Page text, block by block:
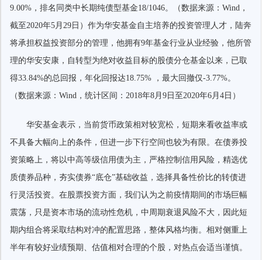
9.00%，排名同类中长期纯债型基金18/1046。（数据来源：Wind，
截至2020年5月29日）作为华安基金自主培养的投资管理人才，陆奔
将承担权益投资部分的管理，他拥有9年基金行业从业经验，他所管
理的华安安康，自转型为绝对收益目标的股债分仓基金以来，已取
得33.84%的总回报，年化回报达18.75% ，最大回撤仅-3.77%。
（数据来源：Wind，统计区间：2018年8月9日至2020年6月4日）
华安基金表示，当前货币政策相对较宽松，短期来看收益率或
不具备大幅向上的条件，但进一步下行空间也较为有限。在债券投
资策略上，将以中高等级信用债为主，严格控制信用风险，精选优
质债券品种，夯实债券“底仓”基础收益，选择具备性价比的转债进
行灵活投资。在股票投资方面，我们认为之前疫情期间的市场巨幅
震荡，只是资本市场的流动性危机，中周期衰退风险不大，因此短
期内组合将采取结构对冲的配置思路，整体风格均衡。相对侧重上
半年有较好业绩预期、估值相对合理的个股，对热点会适当谨慎。